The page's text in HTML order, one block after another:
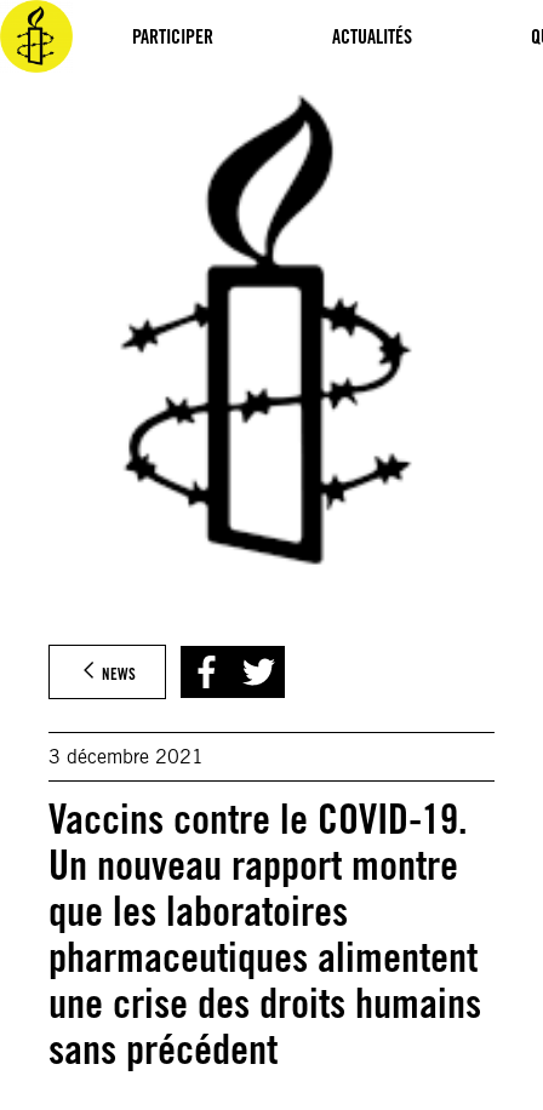
PARTICIPER ACTUALITÉS
Aller
au
contenu
NEWS
3 décembre 2021
Vaccins contre le COVID-19.
Un nouveau rapport montre
que les laboratoires
pharmaceutiques alimentent
une crise des droits humains
sans précédent